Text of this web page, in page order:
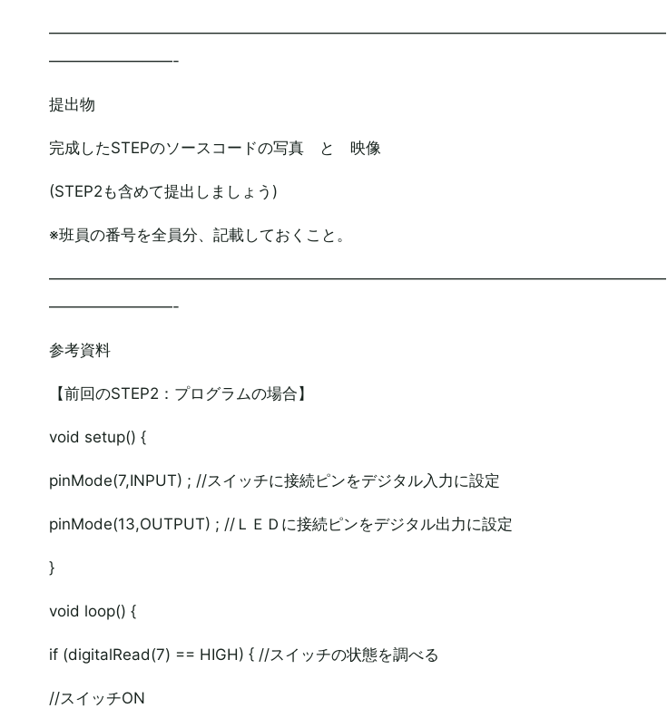
————————————————————————————————————————
————————-
提出物
完成したSTEPのソースコードの写真 と 映像
(STEP2も含めて提出しましょう)
※班員の番号を全員分、記載しておくこと。
————————————————————————————————————————
————————-
参考資料
【前回のSTEP2：プログラムの場合】
void setup() {
pinMode(7,INPUT) ; //スイッチに接続ピンをデジタル入力に設定
pinMode(13,OUTPUT) ; //ＬＥＤに接続ピンをデジタル出力に設定
}
void loop() {
if (digitalRead(7) == HIGH) { //スイッチの状態を調べる
//スイッチON